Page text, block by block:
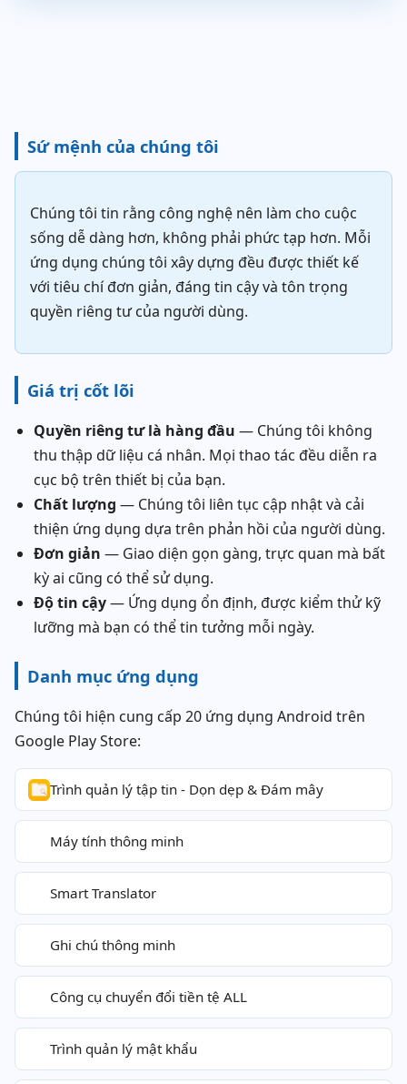
Sứ mệnh của chúng tôi
Chúng tôi tin rằng công nghệ nên làm cho cuộc
sống dễ dàng hơn, không phải phức tạp hơn. Mỗi
ứng dụng chúng tôi xây dựng đều được thiết kế
với tiêu chí đơn giản, đáng tin cậy và tôn trọng
quyền riêng tư của người dùng.
Giá trị cốt lõi
Quyền riêng tư là hàng đầu — Chúng tôi không
thu thập dữ liệu cá nhân. Mọi thao tác đều diễn ra
cục bộ trên thiết bị của bạn.
Chất lượng — Chúng tôi liên tục cập nhật và cải
thiện ứng dụng dựa trên phản hồi của người dùng.
Đơn giản — Giao diện gọn gàng, trực quan mà bất
kỳ ai cũng có thể sử dụng.
Độ tin cậy— Ứng dụng ổn định, được kiểm thử kỹ
lưỡng mà bạn có thể tin tưởng mỗi ngày.
Danh mục ứng dụng
Chúng tôi hiện cung cấp 20 ứng dụng Android trên
Google Play Store:
Trình quản lý tập tin - Dọn dẹp & Đám mây
Máy tính thông minh
Smart Translator
Ghi chú thông minh
Công cụ chuyển đổi tiền tệ ALL
Trình quản lý mật khẩu